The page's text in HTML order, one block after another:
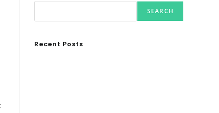
SEARCH
Recent Posts